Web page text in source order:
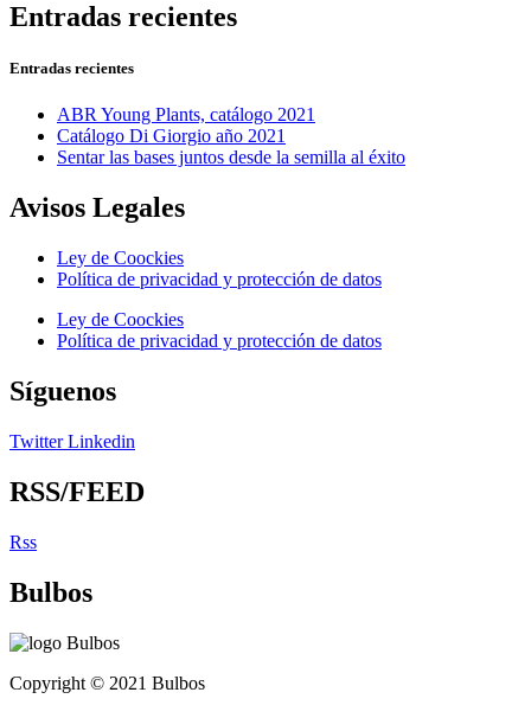
Entradas recientes
Entradas recientes
ABR Young Plants, catálogo 2021
Catálogo Di Giorgio año 2021
Sentar las bases juntos desde la semilla al éxito
Avisos Legales
Ley de Coockies
Política de privacidad y protección de datos
Ley de Coockies
Política de privacidad y protección de datos
Síguenos
Twitter Linkedin
RSS/FEED
Rss
Bulbos
Copyright © 2021 Bulbos